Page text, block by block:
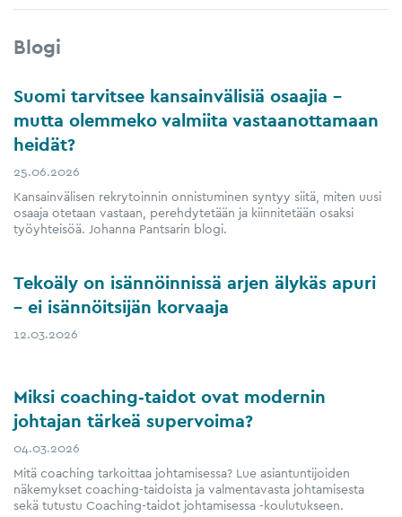
Blogi
Suomi tarvitsee kansainvälisiä osaajia –
mutta olemmeko valmiita vastaanottamaan
heidät?
25.06.2026
Kansainvälisen rekrytoinnin onnistuminen syntyy siitä, miten uusi
osaaja otetaan vastaan, perehdytetään ja kiinnitetään osaksi
työyhteisöä. Johanna Pantsarin blogi.
Tekoäly on isännöinnissä arjen älykäs apuri
– ei isännöitsijän korvaaja
12.03.2026
Miksi coaching‑taidot ovat modernin
johtajan tärkeä supervoima?
04.03.2026
Mitä coaching tarkoittaa johtamisessa? Lue asiantuntijoiden
näkemykset coaching-taidoista ja valmentavasta johtamisesta
sekä tutustu Coaching-taidot johtamisessa -koulutukseen.